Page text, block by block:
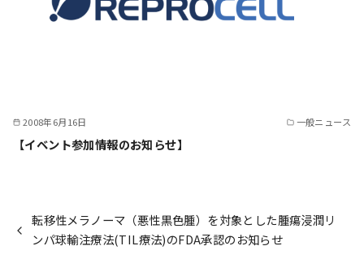
2008年6月16日 一般ニュース
【イベント参加情報のお知らせ】
転移性メラノーマ（悪性黒色腫）を対象とした腫瘍浸潤リ
ンパ球輸注療法(TIL療法)のFDA承認のお知らせ